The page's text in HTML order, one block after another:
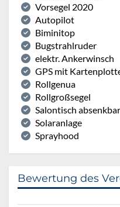
Vorsegel 2020
Autopilot
Biminitop
Bugstrahlruder
elektr. Ankerwinsch
GPS mit
Rollgenua
Rollgroßsegel
Salontisch absenkbar
Solaranlage
Sprayhood
Bewertung des